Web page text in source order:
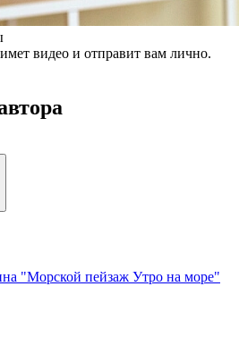
видео и отправит вам лично.
"Морской пейзаж Утро на море"